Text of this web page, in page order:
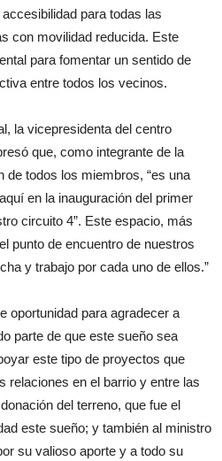
para todas las
con movilidad reducida. Este
para fomentar un sentido de
entre todos los vecinos.
la vicepresidenta del centro
que, como integrante de la
de todos los miembros, “es una
en la inauguración del primer
circuito 4”. Este espacio, más
punto de encuentro de nuestros
y trabajo por cada uno de ellos.”
oportunidad para agradecer a
parte de que este sueño sea
este tipo de proyectos que
relaciones en el barrio y entre las
del terreno, que fue el
este sueño; y también al ministro
su valioso aporte y a todo su